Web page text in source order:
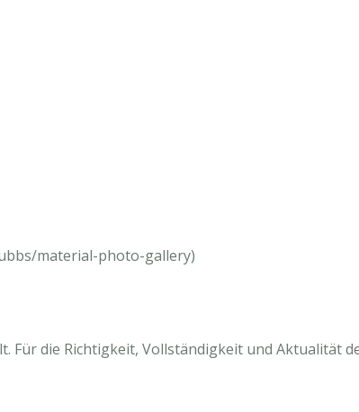
material-photo-gallery)
die Richtigkeit, Vollständigkeit und Aktualität